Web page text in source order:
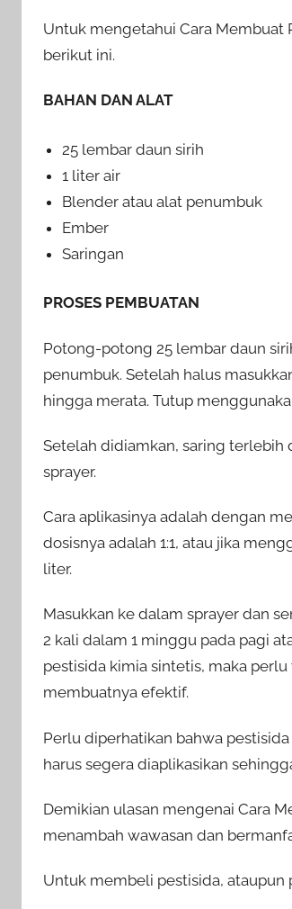
Untuk mengetahui Cara Membuat
berikut ini.
BAHAN DAN ALAT
25 lembar daun sirih
1 liter air
Blender atau alat penumbuk
Ember
Saringan
PROSES PEMBUATAN
Potong-potong 25 lembar daun
penumbuk. Setelah halus
hingga merata. Tutup
Setelah didiamkan, saring terlebih
sprayer.
Cara aplikasinya adalah dengan
dosisnya adalah 1:1, atau jika
liter.
Masukkan ke dalam sprayer dan
2 kali dalam 1 minggu pada pagi
pestisida kimia sintetis, maka
membuatnya efektif.
Perlu diperhatikan bahwa
harus segera diaplikasikan
Demikian ulasan mengenai Cara
menambah wawasan dan
Untuk membeli pestisida, ataupun